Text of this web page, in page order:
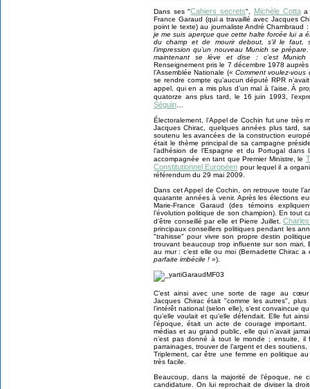
Dans ses "Cahiers secrets", Michèle Cottaa
France Garaud (qui a travaillé avec Jacques
point le texte) au journaliste André Chambraud
je me suis aperçue que cette halte forcée lui a
du champ et de mourir debout, s’il le faut,
l’impression qu’un nouveau Munich se
maintenant se lève et dise : c’est
Renseignement pris le 7 décembre 1978
l’Assemblée Nationale (« Comment voulez-vous
se rendre compte qu’aucun député RPR
appel, qui en a mis plus d’un mal à l’aise. À
quatorze ans plus tard, le 16 juin 1993,
Séguin
Électoralement, l’Appel de Cochin fut une très
Jacques Chirac, quelques années plus tard,
soutenu les avancées de la construction
était le thème principal de sa campagne
l’adhésion de l’Espagne et du Portugal
accompagnée en tant que Premier Ministre, le
Constitutionnel Européen pour lequel il a
référendum du 29 mai 2009.
Dans cet Appel de Cochin, on retrouve toute
quarante années à venir. Après les élections
Marie-France Garaud (des témoins
l’évolution politique de son champion). En tout
d’être conseillé par elle et Pierre Juillet.
principaux conseillers politiques pendant les
"trahisse" pour vivre son propre destin
trouvant beaucoup trop influente sur son
au mur : c’est elle ou moi (Bernadette Chirac
parfaite imbécile ! »).
C’est ainsi avec une sorte de rage au cœur
Jacques Chirac était "comme les autres",
l’intérêt national (selon elle), s’est convaincue
qu’elle voulait et qu’elle défendait. Elle fut
l’époque, était un acte de courage important.
médias et au grand public, elle qui n’avait
n’est pas donné à tout le monde ; ensuite, il
parrainages, trouver de l’argent et des
Triplement, car être une femme en politique
très facile.
Beaucoup, dans la majorité de l’époque, ne
candidature. On lui reprochait de diviser la